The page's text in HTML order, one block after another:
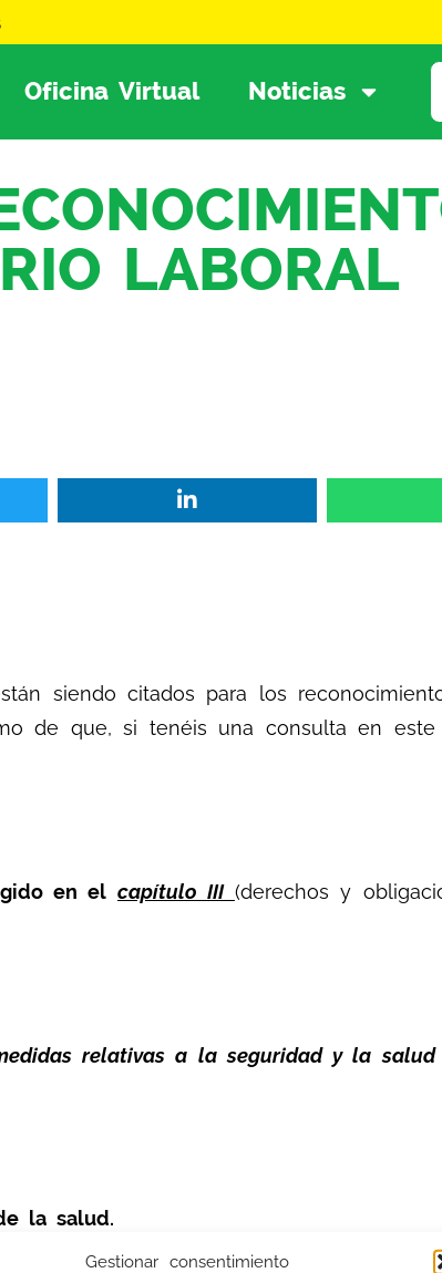
Gestionar consentimiento
Oficina Virtual Noticias
LABORAL
siendo citados para los
de que, si tenéis una consulta en este
en el capítulo III (derechos y
relativas a la seguridad y la
la salud.